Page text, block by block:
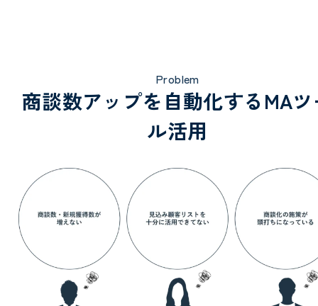
Problem
商談数アップを自動化するMA
ル活用